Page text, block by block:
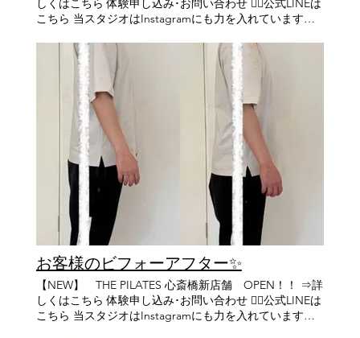
導きます。 理想の自分を手に入れる為にピラティス始め
てみませんか？ ＝＝＝＝＝＝＝＝＝＝＝＝＝＝＝＝＝＝
中✨ 👇 こちらから体験レッスンのお申し込みをお願いし
ます 👇 https://lin.ee/jbiNfKM 【THE PILATES 本店】
【住所】 兵庫県 西宮市 北口町 10-17 Grandi西宮北口
1F/2F 阪急 西宮 北口駅 北改札から徒歩3分 【電話番
号】 0798－98－2200 【THE PILATES 田代店】 【住所】
兵庫県 西宮市 田代店 14-15 阪急 西宮 北口駅 東改札から
徒歩6分 【電話番号】 0798－98－2202 西宮北口駅から田
代店への行き方・・・♡ 【各主要駅からのアクセス】 ･
阪急 大阪 梅田駅から阪急 西宮北口駅 まで特急12分 ･阪
急 神戸 三宮駅から阪急 西宮北口駅 まで特急14分 ･宝塚
駅から阪急 西宮北口駅 まで14分 【THE PILATES 心斎橋
店】 【住所】 大阪市 中央区 南船場 4丁目10-26 小倉屋山
本 本店ビル3F ･心斎橋 駅 から徒歩 3分 ･クリスタ長堀 北
11階段 出て 徒歩2分 ･四ツ橋 駅 から徒歩4分 ･本町 駅 14
番出口 から徒歩5分 【営業時間】 定休日なし 平日：9
時〜21時（最終レッスンは20時〜） 土日：9時～20時
(最終レッスンは19時～) 【HP】 https://www.the-
pilates.com/
整えて毎日の暮らしを1段階、2段階レベルアップしてみ
ませんか？ THE PILATESで身体を整え、日常の変化を体
感しましょう！ ＝＝＝＝＝＝＝＝＝＝＝＝＝＝＝＝＝＝
＝＝＝＝＝＝＝＝＝＝＝＝＝＝＝＝ ✨体験レッスン受付
中✨ 👇 こちらから体験レッスンのお申し込みをお願いし
ます 👇 https://lin.ee/jbiNfKM 【HP】 https://www.the-
pilates.com/ 【THE PILATES 本店】 【住所】 兵庫県 西
宮市 北口町10-17 Grandi西宮北口2F 阪急 西宮 北口
駅 北改札から徒歩3分 【電話番号】 0798－98－2200
【各主要駅からのアクセス】 阪急 大阪 梅田駅から阪急
西宮北口駅まで特急12分 阪急 神戸 三宮駅から阪急西宮
北口駅まで特急14分 宝塚 駅から阪急西宮北口駅まで14分
【THE PILATES 心斎橋店】 【住所】 大阪市 中央区 南船
場 4丁目10-26 小倉屋山本 本店ビル3F ･心斎橋 駅 から徒
歩 3分 ･クリスタ長堀 北11階段 出て 徒歩2分 ･四ツ橋 駅
から徒歩4分 ･本町 駅 14番出口 から徒歩5分 【営業時
間】 定休日なし 平日：9時〜21時（最終レッスンは20
時〜） 土日：9時～20時 (最終レッスンは19時～)
こちら 当スタジオはInstagramにも力を入れています！
Instagramはこちら 前回のリブフレアと横隔膜の関係は
見られたでしょうか？ 「最近疲れやすい」 「立って
いると足が疲れる」 不調は「浮き指」が関係している
かもしれません。 浮き指とは？ 立っているときや歩いて
いるときに足の指が地面にしっかり接地していない状態
のことです。 本来、足の指は身体を支えたり、バランス
を取ったり歩くときに地面を蹴り出す大切な役割があり
ます。 しかし、指が浮いてしまうと足裏全体で身体を支
えられず、身体のバランスが崩れやすくなります。 浮き
指によって起こりやすい不調
・肩こりや首こり ・腰
痛 ・膝の痛み ・外反母趾や扁平足 ・転びやすい ・疲れ
やすい ・姿勢の崩れ 足元が不安定になると、その影響を
補うために全身の筋肉へ余計な負担がかかってしまいま
す。 なぜ浮き指になるの？ 原因は様々ですが、特に多い
のは以下のようなものです。 ・足の筋力低下 ・サイズの
合わない靴 ・ヒールやクッション性の高い靴の使用 ・運
動不足 ・姿勢の乱れ 現代では裸足で過ごす機会が少な
く、足の指を使う機会が減っていることも原因の一つと
お客様のビフォーアフター✨
【NEW】 THE PILATES 心斎橋新店舗 OPEN！！ ⇒詳
しくはこちら 体験申し込み･お問い合わせ 👉🏻公式LINEは
こちら 当スタジオはInstagramにも力を入れています！